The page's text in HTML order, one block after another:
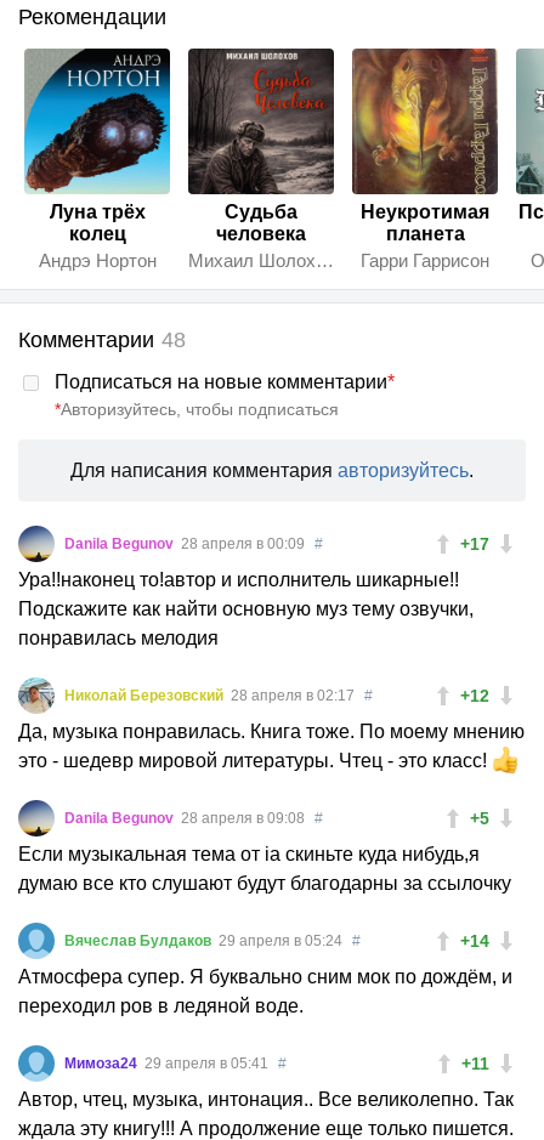
Рекомендации
Луна трёх
колец
Андрэ Нортон
Судьба
человека
Михаил Шолохов
Неукротимая
планета
Гарри Гаррисон
Комментарии 48
Подписаться на новые комментарии*
*Авторизуйтесь, чтобы подписаться
Для написания комментария авторизуйтесь.
+17
Danila Begunov 28 апреля в 00:09 #
Ура!!наконец то!автор и исполнитель шикарные!!
Подскажите как найти основную муз тему озвучки,
понравилась мелодия
+12
Николай Березовский 28 апреля в 02:17 #
Да, музыка понравилась. Книга тоже. По моему мнению
это - шедевр мировой литературы. Чтец - это класс!
+5
Danila Begunov 28 апреля в 09:08 #
Если музыкальная тема от ia скиньте куда нибудь,я
думаю все кто слушают будут благодарны за ссылочку
+14
Вячеслав Булдаков 29 апреля в 05:24 #
Атмосфера супер. Я буквально сним мок по дождём, и
переходил ров в ледяной воде.
+11
Мимоза24 29 апреля в 05:41 #
Автор, чтец, музыка, интонация.. Все великолепно. Так
ждала эту книгу!!! А продолжение еще только пишется.